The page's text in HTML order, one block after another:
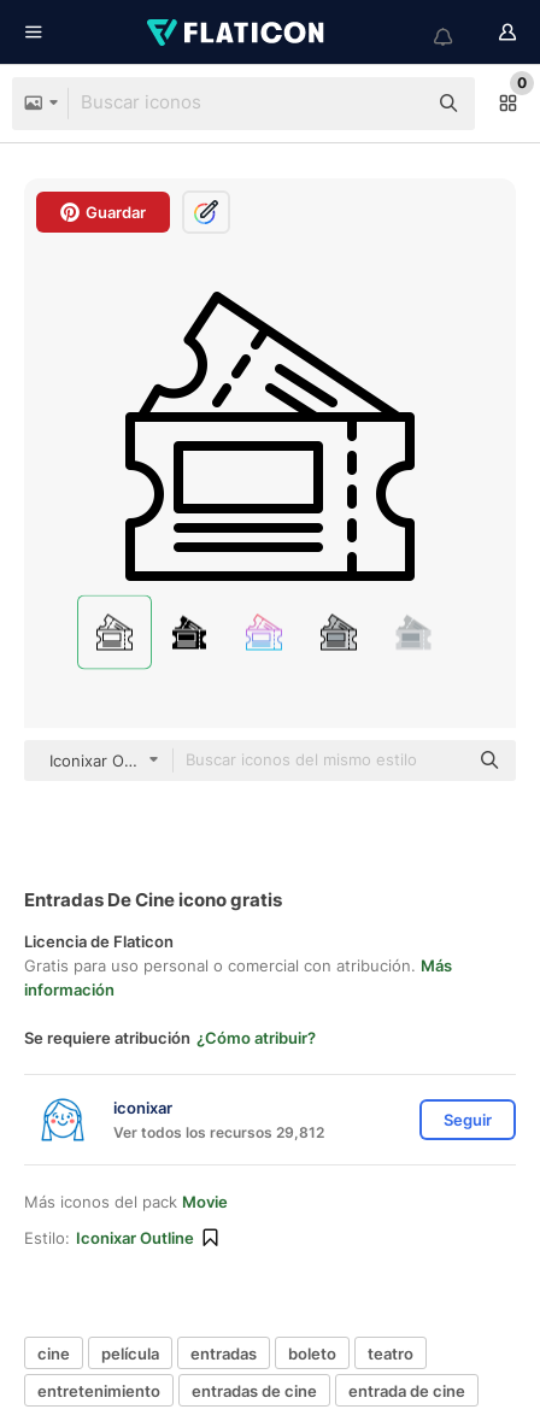
0
Guardar
Iconixar Outline
Entradas De Cine icono gratis
Licencia de Flaticon
Gratis para uso personal o comercial con atribución. Más
información
Se requiere atribución ¿Cómo atribuir?
iconixar
Ver todos los recursos 29,812
Seguir
Más iconos del pack Movie
Estilo: Iconixar Outline
cine película entradas boleto
teatro
entretenimiento
entradas de cine entrada de cine